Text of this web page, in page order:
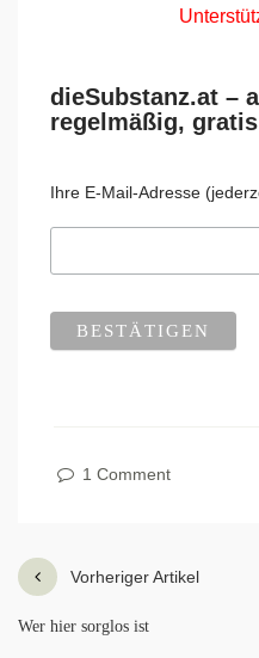
dieSubstanz.at –
regelmäßig, gratis
Ihre E-Mail-Adresse
1 Comment
Vorheriger Artikel
Wer hier sorglos ist